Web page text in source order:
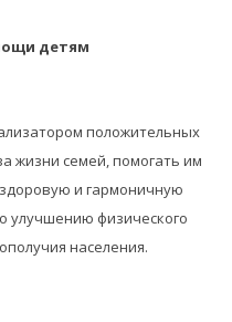
детям
положительных
жизни семей, помогать им
и гармоничную
улучшению физического
населения.